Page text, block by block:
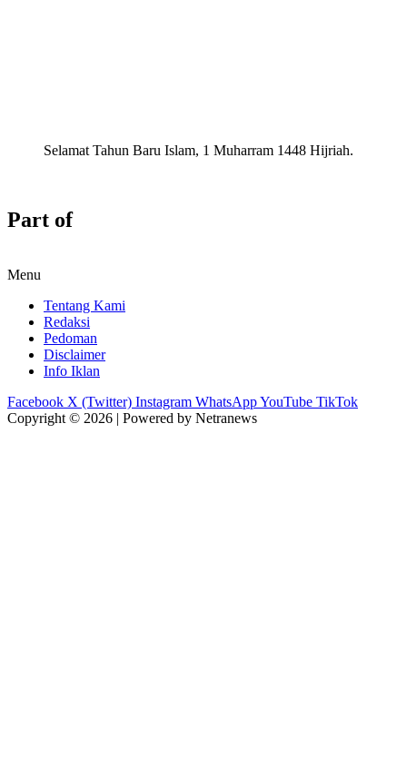
Selamat Tahun Baru Islam, 1 Muharram 1448 Hijriah.
Part of
Menu
Tentang Kami
Redaksi
Pedoman
Disclaimer
Info Iklan
Facebook X (Twitter) Instagram WhatsAppYouTube TikTok
Copyright © 2026 | Powered by Netranews